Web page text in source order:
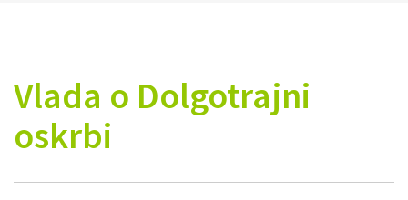
Vlada o Dolgotrajni
oskrbi